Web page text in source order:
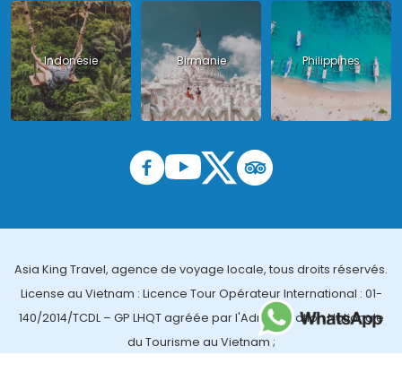
Indonésie Birmanie Philippines
Asia King Travel, agence de voyage locale, tous droits réservés.
License au Vietnam : Licence Tour Opérateur International : 01-
140/2014/TCDL – GP LHQT agréée par l'Administration Nationale
du Tourisme au Vietnam ;